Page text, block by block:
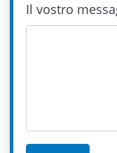
Il vostro